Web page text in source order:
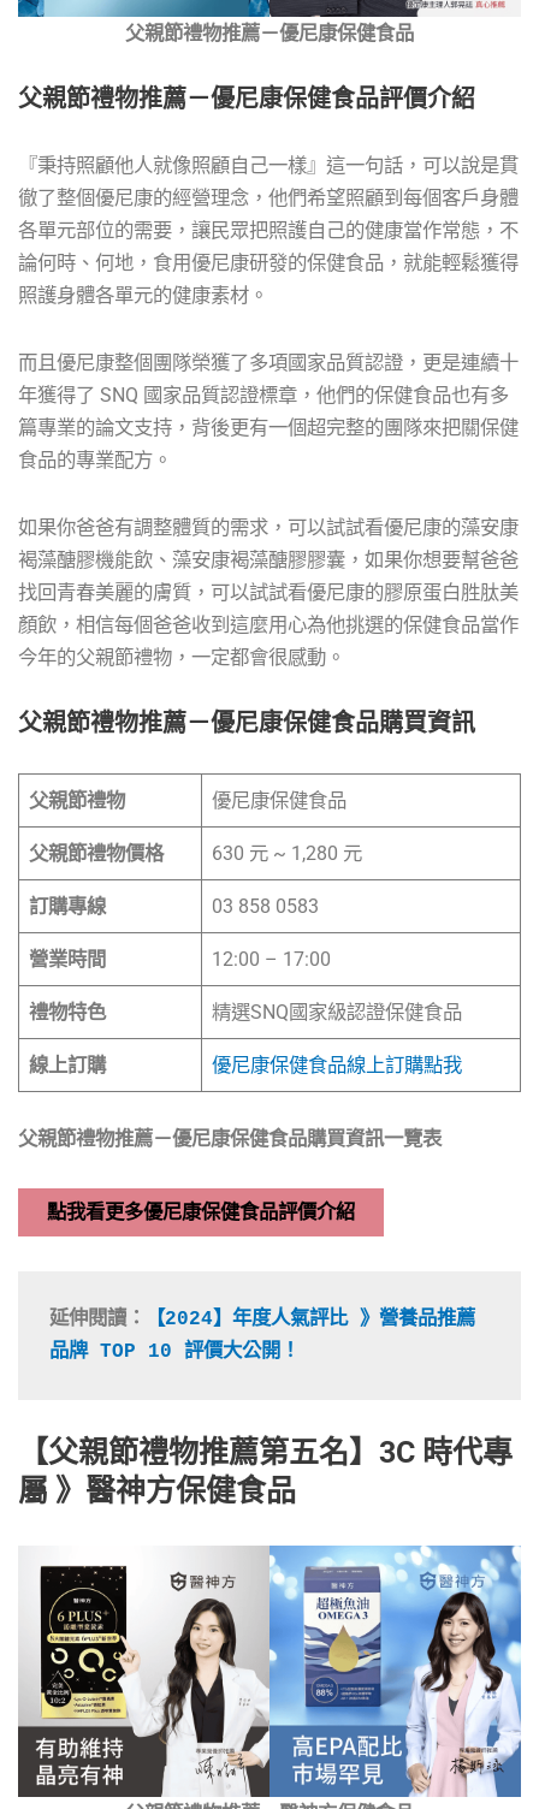
父親節禮物推薦－優尼康保健食品
父親節禮物推薦－優尼康保健食品評價介紹
『秉持照顧他人就像照顧自己一樣』這一句話，可以說是貫
徹了整個優尼康的經營理念，他們希望照顧到每個客戶身體
各單元部位的需要，讓民眾把照護自己的健康當作常態，不
論何時、何地，食用優尼康研發的保健食品，就能輕鬆獲得
照護身體各單元的健康素材。
而且優尼康整個團隊榮獲了多項國家品質認證，更是連續十
年獲得了 SNQ 國家品質認證標章，他們的保健食品也有多
篇專業的論文支持，背後更有一個超完整的團隊來把關保健
食品的專業配方。
如果你爸爸有調整體質的需求，可以試試看優尼康的藻安康
褐藻醣膠機能飲、藻安康褐藻醣膠膠囊，如果你想要幫爸爸
找回青春美麗的膚質，可以試試看優尼康的膠原蛋白胜肽美
顏飲，相信每個爸爸收到這麼用心為他挑選的保健食品當作
今年的父親節禮物，一定都會很感動。
父親節禮物推薦－優尼康保健食品購買資訊
父親節禮物 優尼康保健食品
父親節禮物價格 630 元 ~ 1,280 元
訂購專線 03 858 0583
營業時間 12:00 – 17:00
禮物特色 精選SNQ國家級認證保健食品
線上訂購 優尼康保健食品線上訂購點我
父親節禮物推薦－優尼康保健食品購買資訊一覽表
點我看更多優尼康保健食品評價介紹
延伸閱讀：
【2024】年度人氣評比 》營養品推薦
品牌 TOP 10 評價大公開！
【父親節禮物推薦第五名】3C 時代專
屬 》醫神方保健食品